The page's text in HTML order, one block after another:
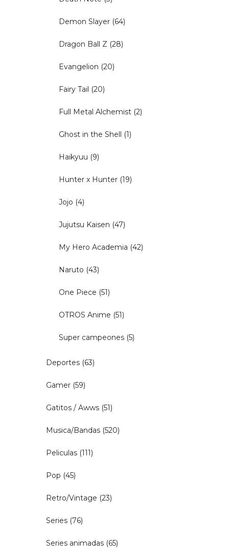
Demon Slayer (64)
Dragon Ball Z (28)
Evangelion (20)
Fairy Tail (20)
Full Metal Alchemist (2)
Ghost in the Shell (1)
Haikyuu (9)
Hunter x Hunter (19)
Jojo (4)
Jujutsu Kaisen (47)
My Hero Academia (42)
Naruto (43)
One Piece (51)
OTROS Anime (51)
Super campeones (5)
Deportes (63)
Gamer (59)
Gatitos / Awws (51)
Musica/Bandas (520)
Peliculas (111)
Pop (45)
Retro/Vintage (23)
Series (76)
Series animadas (65)